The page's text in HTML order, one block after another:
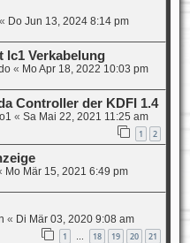
Do Jun 13, 2024 8:14 pm
lc1 Verkabelung
« Mo Apr 18, 2022 10:03 pm
Controller der KDFI 1.4
« Sa Mai 22, 2021 11:25 am
1 2
Mo Mär 15, 2021 6:49 pm
« Di Mär 03, 2020 9:08 am
1 18 19 20 21